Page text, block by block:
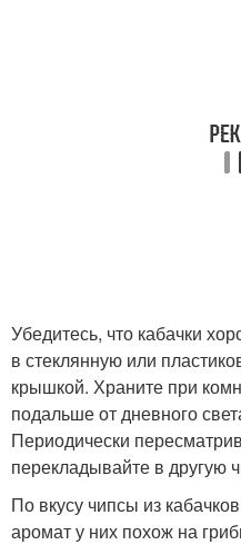
Убедитесь, что кабачки
в стеклянную или
крышкой. Храните при
подальше от дневного
Периодически
перекладывайте в другую
По вкусу чипсы из
аромат у них похож на